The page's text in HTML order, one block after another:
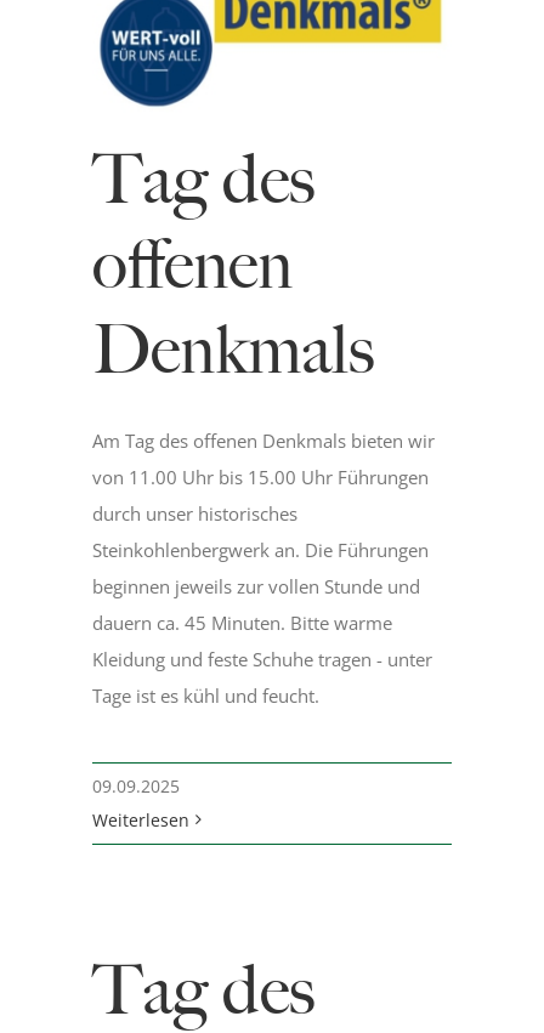
Besucherbergwerk
Bergmannsweg
Hallo Kinder
Blog
Tag des
offenen
Denkmals
Am Tag des offenen Denkmals bieten wir
von 11.00 Uhr bis 15.00 Uhr Führungen
durch unser historisches
Steinkohlenbergwerk an. Die Führungen
beginnen jeweils zur vollen Stunde und
dauern ca. 45 Minuten. Bitte warme
Kleidung und feste Schuhe tragen - unter
Tage ist es kühl und feucht.
09.09.2025
Weiterlesen
Tag des